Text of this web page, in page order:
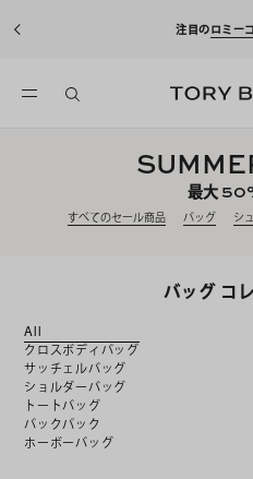
込)以上のお買い物に
最大
すべてのセール商品 バッグ シ
バッグ コ
All
クロスボディバッグ
サッチェルバッグ
ショルダーバッグ
トートバッグ
バックパック
ホーボーバッグ